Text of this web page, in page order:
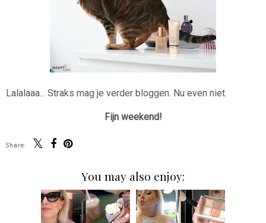
Lalalaaa... Straks mag je verder bloggen. Nu even niet.
Fijn weekend!
Share:
You may also enjoy: